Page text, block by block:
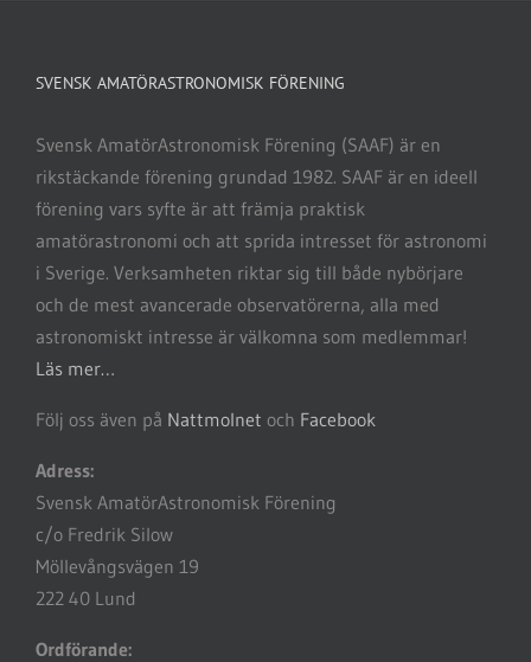
SVENSK AMATÖRASTRONOMISK FÖRENING
Svensk AmatörAstronomisk Förening (SAAF) är en
rikstäckande förening grundad 1982. SAAF är en ideell
förening vars syfte är att främja praktisk
amatörastronomi och att sprida intresset för astronomi
i Sverige. Verksamheten riktar sig till både nybörjare
och de mest avancerade observatörerna, alla med
astronomiskt intresse är välkomna som medlemmar!
Läs mer…
Följ oss även på Nattmolnet och Facebook
Adress:
Svensk AmatörAstronomisk Förening
c/o Fredrik Silow
Möllevångsvägen 19
222 40 Lund
Ordförande: